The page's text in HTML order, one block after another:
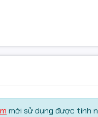
mới sử dụng được tính